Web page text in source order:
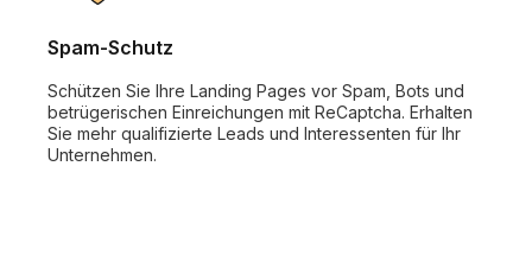
Spam-Schutz
Schützen Sie Ihre Landing Pages vor Spam, Bots und
betrügerischen Einreichungen mit ReCaptcha. Erhalten
Sie mehr qualifizierte Leads und Interessenten für Ihr
Unternehmen.